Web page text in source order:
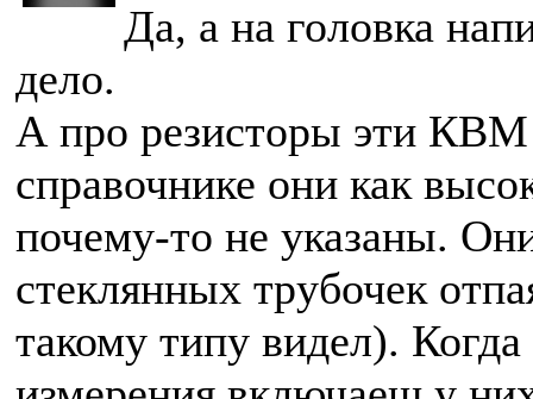
Да, а на головка
дело.
А про резисторы эти
справочнике они как
почему-то не указаны.
стеклянных трубочек
такому типу видел).